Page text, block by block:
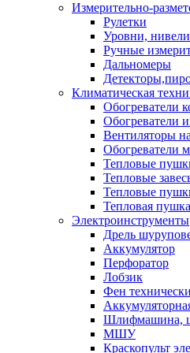
Измерительно-
Рулетки
Уровни,
Ручные
Дальномеры
Климатическая
Обогреватели
Обогреватели
Вентиляторы
Обогреватели
Тепловые
Тепловые
Тепловые
Тепловая
Электроинструменты
Дрель
Аккумулятор
Перфоратор
Лобзик
Фен
Шлифмашина,
МШУ
Краскопульт